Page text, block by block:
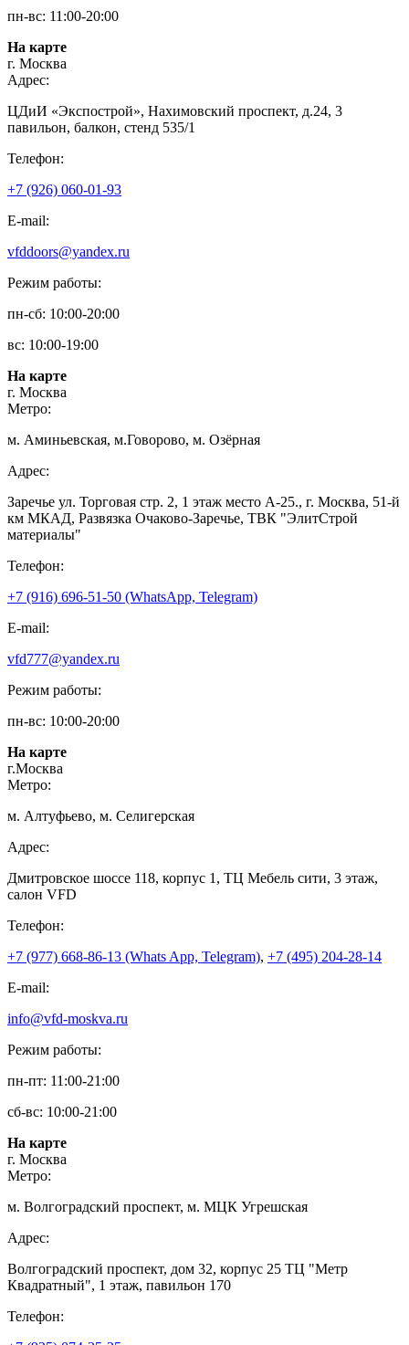
пн-вс: 11:00-20:00
На карте
г. Москва
Адрес:
ЦДиИ «Экспострой», Нахимовский проспект, д.24, 3
павильон, балкон, стенд 535/1
Телефон:
+7 (926) 060-01-93
E-mail:
vfddoors@yandex.ru
Режим работы:
пн-сб: 10:00-20:00
вс: 10:00-19:00
На карте
г. Москва
Метро:
м. Аминьевская, м.Говорово, м. Озёрная
Адрес:
Заречье ул. Торговая стр. 2, 1 этаж место A-25., г. Москва, 51-й
км МКАД, Развязка Очаково-Заречье, ТВК "ЭлитСтрой
материалы"
Телефон:
+7 (916) 696-51-50 (WhatsApp, Telegram)
E-mail:
vfd777@yandex.ru
Режим работы:
пн-вс: 10:00-20:00
На карте
г.Москва
Метро:
м. Алтуфьево, м. Селигерская
Адрес:
Дмитровское шоссе 118, корпус 1, ТЦ Мебель сити, 3 этаж,
салон VFD
Телефон:
+7 (977) 668-86-13 (Whats App, Telegram), +7 (495) 204-28-14
E-mail:
info@vfd-moskva.ru
Режим работы:
пн-пт: 11:00-21:00
сб-вс: 10:00-21:00
На карте
г. Москва
Метро:
м. Волгоградский проспект, м. МЦК Угрешская
Адрес:
Волгоградский проспект, дом 32, корпус 25 ТЦ "Метр
Квадратный", 1 этаж, павильон 170
Телефон: